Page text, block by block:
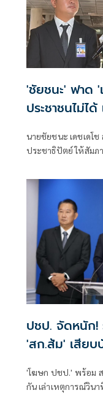
'ชัยชนะ' ฟาด
ประชาชนไม่ไ
นายชัยชนะ เดชเดโ
ประชาธิปัตย์ ให้สัมภ
ไหร่ที่ฝ่ายค้านมีมติว่า
ค้านก็จะนำเรื่องกลั
อยู่แล้ว ซึ่งต้องดูไท
เพราะเมื่อเปิดสภามา
ปชป. จัดหนัก!
'สก.ส้ม' เสีย
'โฆษก ปชป.' พร้อม
กัน เล่าเหตุการณ์วิน